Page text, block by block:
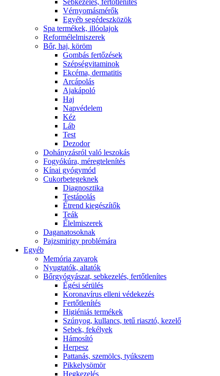
Sebkezelés, fertőtlenítés
Vérnyomásmérők
Egyéb segédeszközök
Spa termékek, illóolajok
Reformélelmiszerek
Bőr, haj, köröm
Gombás fertőzések
Szépségvitaminok
Ekcéma, dermatitis
Arcápolás
Ajakápoló
Haj
Napvédelem
Kéz
Láb
Test
Dezodor
Dohányzásról való leszokás
Fogyókúra, méregtelenítés
Kínai gyógymód
Cukorbetegeknek
Diagnosztika
Testápolás
É́trend kiegészítők
Teák
É́lelmiszerek
Daganatosoknak
Pajzsmirigy problémára
Egyéb
Memória zavarok
Nyugtatók, altatók
Bőrgyógyászat, sebkezelés, fertőtlenítes
É́gési sérülés
Koronavírus elleni védekezés
Fertőtlenítés
Higiéniás termékek
Szúnyog, kullancs, tetű riasztó, kezelő
Sebek, fekélyek
Hámosító
Herpesz
Pattanás, szemölcs, tyúkszem
Pikkelysömör
Hegkezelés